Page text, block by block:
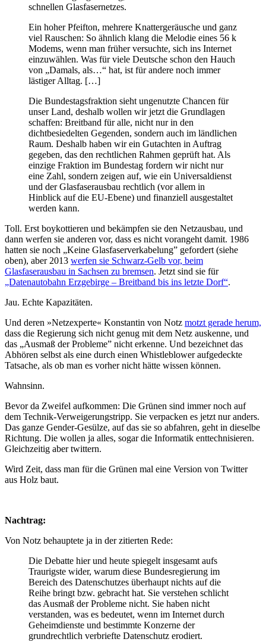
schnellen Glasfasernetzes.
Ein hoher Pfeifton, mehrere Knattergeräusche und ganz
viel Rauschen: So ähnlich klang die Melodie eines 56 k
Modems, wenn man früher versuchte, sich ins Internet
einzuwählen. Was für viele Deutsche schon den Hauch
von „Damals, als…“ hat, ist für andere noch immer
lästiger Alltag. […]
Die Bundestagsfraktion sieht ungenutzte Chancen für
unser Land, deshalb wollen wir jetzt die Grundlagen
schaffen: Breitband für alle, nicht nur in den
dichtbesiedelten Gegenden, sondern auch im ländlichen
Raum. Deshalb haben wir ein Gutachten in Auftrag
gegeben, das den rechtlichen Rahmen geprüft hat. Als
einzige Fraktion im Bundestag fordern wir nicht nur
eine Zahl, sondern zeigen auf, wie ein Universaldienst
und der Glasfaserausbau rechtlich (vor allem in
Hinblick auf die EU-Ebene) und finanziell ausgestaltet
werden kann.
Toll. Erst boykottieren und bekämpfen sie den Netzausbau, und
dann werfen sie anderen vor, dass es nicht vorangeht damit. 1986
hatten sie noch „Keine Glasfaserverkabelung” gefordert (siehe
oben), aber 2013 werfen sie Schwarz-Gelb vor, beim
Glasfaserausbau in Sachsen zu bremsen. Jetzt sind sie für
„Datenautobahn Erzgebirge – Breitband bis ins letzte Dorf“.
Jau. Echte Kapazitäten.
Und deren »Netzexperte« Konstantin von Notz motzt gerade herum,
dass die Regierung sich nicht genug mit dem Netz auskenne, und
das „Ausmaß der Probleme” nicht erkenne. Und bezeichnet das
Abhören selbst als eine durch einen Whistleblower aufgedeckte
Tatsache, als ob man es vorher nicht hätte wissen können.
Wahnsinn.
Bevor da Zweifel aufkommen: Die Grünen sind immer noch auf
dem Technik-Verweigerungstripp. Sie verpacken es jetzt nur anders.
Das ganze Gender-Gesülze, auf das sie so abfahren, geht in dieselbe
Richtung. Die wollen ja alles, sogar die Informatik enttechnisieren.
Gleichzeitig aber twittern.
Wird Zeit, dass man für die Grünen mal eine Version von Twitter
aus Holz baut.
Nachtrag:
Von Notz behauptete ja in der zitierten Rede:
Die Debatte hier und heute spiegelt insgesamt aufs
Traurigste wider, warum diese Bundesregierung im
Bereich des Datenschutzes überhaupt nichts auf die
Reihe bringt bzw. gebracht hat. Sie verstehen schlicht
das Ausmaß der Probleme nicht. Sie haben nicht
verstanden, was es bedeutet, wenn im Internet durch
Geheimdienste und bestimmte Konzerne der
grundrechtlich verbriefte Datenschutz erodiert.